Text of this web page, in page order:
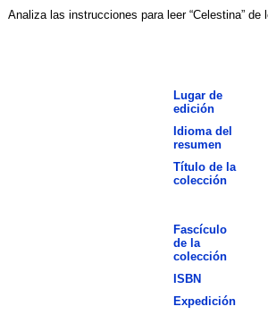
Analiza las instrucciones para leer “Celestina”
Lugar de
edición
Idioma del
resumen
Título de la
colección
Fascículo
de la
colección
ISBN
Expedición